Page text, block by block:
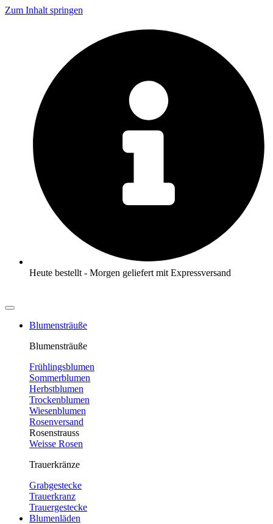
Zum Inhalt springen
Heute bestellt - Morgen geliefert mit Expressversand
Blumensträuße
Blumensträuße
Frühlingsblumen
Sommerblumen
Herbstblumen
Trockenblumen
Wiesenblumen
Rosenversand
Rosenstrauss
Weisse Rosen
Trauerkränze
Grabgestecke
Trauerkranz
Trauergestecke
Blumenläden